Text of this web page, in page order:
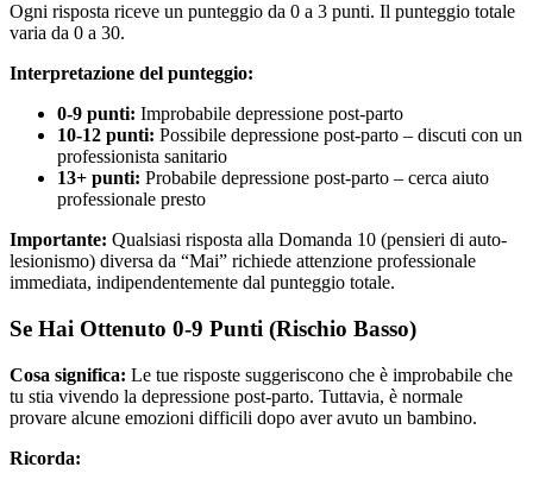
Ogni risposta riceve un punteggio da 0 a 3 punti. Il punteggio totale
varia da 0 a 30.
Interpretazione del punteggio:
0-9 punti: Improbabile depressione post-parto
10-12 punti: Possibile depressione post-parto – discuti con un
professionista sanitario
13+ punti: Probabile depressione post-parto – cerca aiuto
professionale presto
Importante: Qualsiasi risposta alla Domanda 10 (pensieri di auto-
lesionismo) diversa da “Mai” richiede attenzione professionale
immediata, indipendentemente dal punteggio totale.
Se Hai Ottenuto 0-9 Punti (Rischio Basso)
Cosa significa: Le tue risposte suggeriscono che è improbabile che
tu stia vivendo la depressione post-parto. Tuttavia, è normale
provare alcune emozioni difficili dopo aver avuto un bambino.
Ricorda: